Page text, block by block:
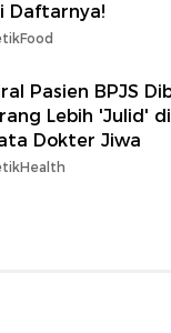
Daftarnya!
Pasien BPJS
Lebih 'Julid'
Dokter Jiwa